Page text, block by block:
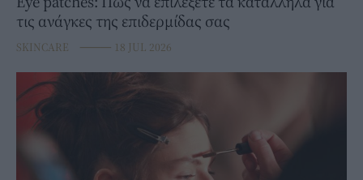
τις ανάγκες της επιδερμίδας σας
SKINCARE ⸻ 18 JUL 2026